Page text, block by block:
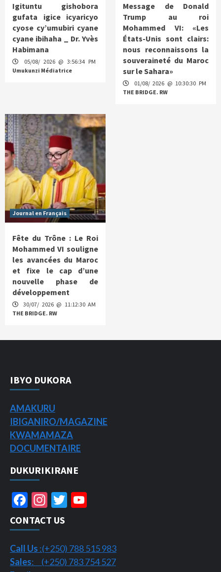
Igituntu gishobora
gufata igice icyaricyo
cyose cy’umubiri cyane
cyane ibihaha _ Dr. Yvès
Habimana
05/08/ 2026 @ 3:56:34 PM
Umukunzi Médiatrice
Message de Donald
Trump au roi
Mohammed VI: «Les
États-Unis sont clairs:
nous reconnaissons la
souveraineté du Maroc
sur le Sahara»
01/08/ 2026 @ 10:30:30 PM
THE BRIDGE. RW
Journal en Français
Fête du Trône : Le Roi
Mohammed VI souligne
les avancées du Maroc
et fixe le cap d’une
nouvelle phase de
développement
30/07/ 2026 @ 11:12:30 AM
THE BRIDGE. RW
IBYO DUKORA
AMAKURU
IBIGANIRO/MAGAZINE
KWAMAMAZA
DOCUMENTAIRE
DUKURIKIRANE
Facebook
Instagram
Twitter
CONTACT US
Call Us :(+250) 788 515 983
Sales: (+250) 783 754 527